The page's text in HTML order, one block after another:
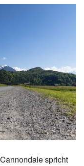
spricht